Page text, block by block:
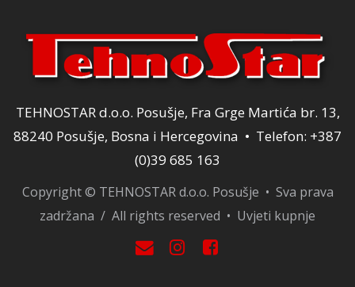
TEHNOSTAR d.o.o. Posušje, Fra Grge Martića br. 13,
88240 Posušje, Bosna i Hercegovina • Telefon: +387
(0)39 685 163
Copyright © TEHNOSTAR d.o.o. Posušje • Sva prava
zadržana / All rights reserved • Uvjeti kupnje